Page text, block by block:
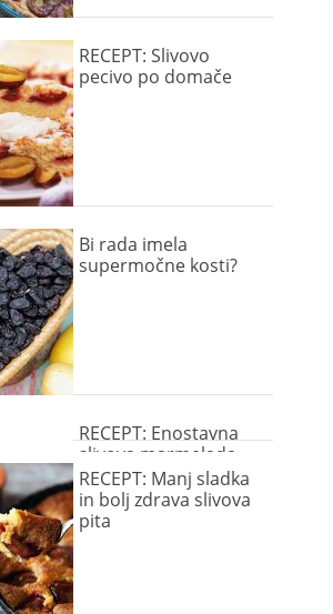
RECEPT: Slivovo
pecivo po domače
Bi rada imela
supermočne kosti?
RECEPT: Enostavna
slivova marmelada
RECEPT: Manj sladka
in bolj zdrava slivova
pita